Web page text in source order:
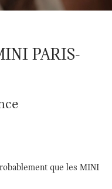
PARIS-
que les MINI